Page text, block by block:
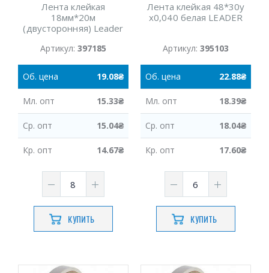
Лента клейкая
18мм*20м
(двусторонняя) Leader
Артикул: 397185
Об. цена 19.08₴
Мл. опт 15.33₴
Ср. опт 15.04₴
Кр. опт 14.67₴
КУПИТЬ
Лента клейкая 48*30y
х0,040 белая LEADER
Артикул: 395103
Об. цена 22.88₴
Мл. опт 18.39₴
Ср. опт 18.04₴
Кр. опт 17.60₴
КУПИТЬ